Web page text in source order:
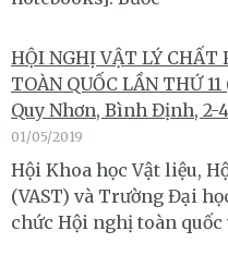
HỘI NGHỊ VẬT LÝ CHẤT
TOÀN QUỐC LẦN THỨ
Quy Nhơn, Bình Định, 2-
01/05/2019
Hội Khoa học Vật liệu,
(VAST) và Trường Đại
chức Hội nghị toàn quốc